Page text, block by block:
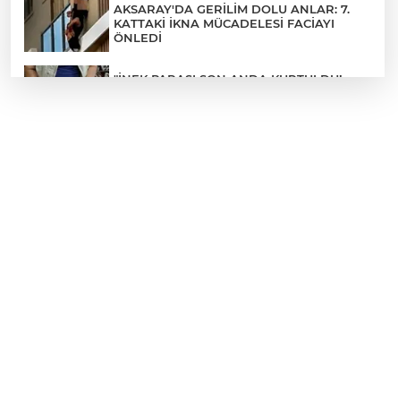
AKSARAY'DA GERİLİM DOLU ANLAR: 7.
KATTAKİ İKNA MÜCADELESİ FACİAYI
ÖNLEDİ
"İNEK PARASI SON ANDA KURTULDU!